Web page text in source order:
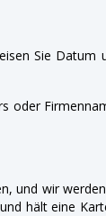
Sie Datum
oder
und wir
hält eine